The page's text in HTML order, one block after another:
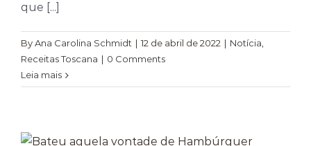
que [...]
ByAna Carolina Schmidt | 12 de abril de 2022 | Notícia
Receitas Toscana | 0 Comments
Leia mais